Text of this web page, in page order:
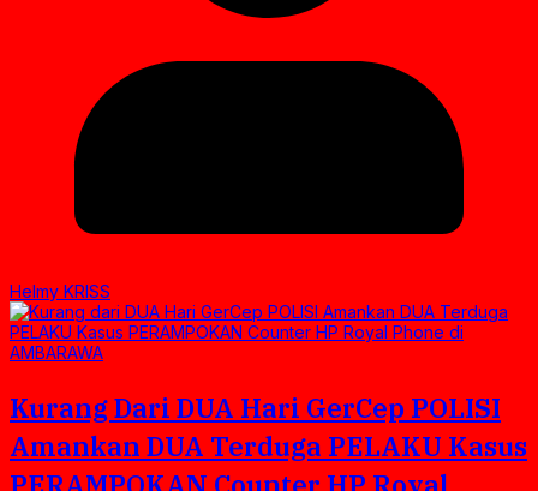
Helmy KRISS
Kurang Dari DUA Hari GerCep POLISI
Amankan DUA Terduga PELAKU Kasus